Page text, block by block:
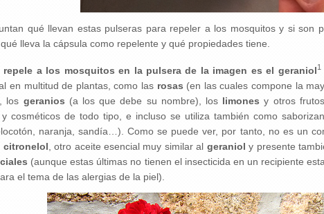
qué llevan estas pulseras para repeler a los mosquitos y si son
lleva la cápsula como repelente y qué propiedades tiene.
a los mosquitos en la pulsera de la imagen es el geraniol1
en multitud de plantas, como las rosas (en las cuales compone la
los geranios (a los que debe su nombre), los limones y otros
cosméticos de todo tipo, e incluso se utiliza también como
naranja, sandía…). Como se puede ver, por tanto, no es un
citronelol ,otro aceite esencial muy similar al geraniol y presente
(aunque estas últimas no tienen el insecticida en un recipiente
el tema de las alergias de la piel).